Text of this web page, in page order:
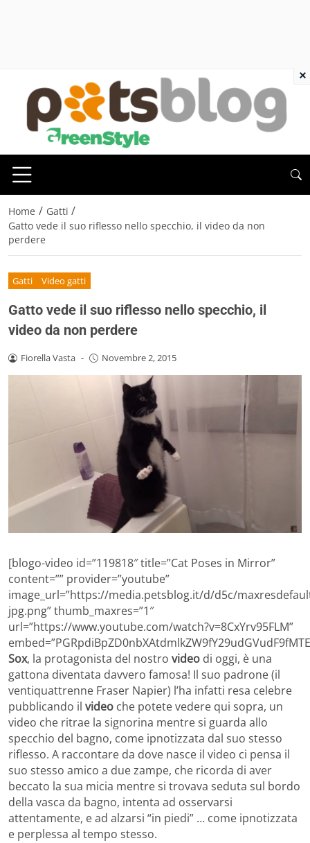
Home / Gatti /
Gatto vede il suo riflesso nello specchio, il video da non
perdere
Gatti Video gatti
Gatto vede il suo riflesso nello specchio, il
video da non perdere
Fiorella Vasta - Novembre 2, 2015
[blogo-video id=”119818″ title=”Cat Poses in Mirror”
content=”” provider=”youtube”
image_url=”https://media.petsblog.it/d/d5c/
jpg.png” thumb_maxres=”1″
url=”https://www.youtube.com/watch?v=8CxYrv95FLM”
Sox, la protagonista del nostro video di oggi, è una
gattona diventata davvero famosa! Il suo padrone (il
ventiquattrenne Fraser Napier) l’ha infatti resa celebre
pubblicando il video che potete vedere qui sopra, un
video che ritrae la signorina mentre si guarda allo
specchio del bagno, come ipnotizzata dal suo stesso
riflesso. A raccontare da dove nasce il video ci pensa il
suo stesso amico a due zampe, che ricorda di aver
beccato la sua micia mentre si trovava seduta sul bordo
della vasca da bagno, intenta ad osservarsi
attentamente, e ad alzarsi “in piedi” … come ipnotizzata
e perplessa al tempo stesso.
×